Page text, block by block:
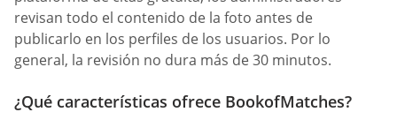
revisan todo el contenido de la foto antes de
publicarlo en los perfiles de los usuarios. Por lo
general, la revisión no dura más de 30 minutos.
¿Qué características ofrece BookofMatches?